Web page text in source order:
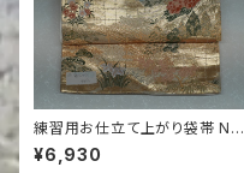
練習用お仕立て上がり袋帯 NO.
158
¥6,930